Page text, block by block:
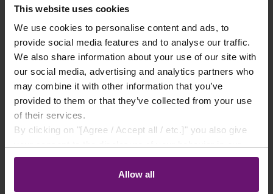
This website uses cookies
We use cookies to personalise content and ads, to
provide social media features and to analyse our traffic.
We also share information about your use of our site with
our social media, advertising and analytics partners who
may combine it with other information that you’ve
provided to them or that they’ve collected from your use
of their services.
By clicking on "[Agree / Accept all / etc.]" you also give
store to our partner, shopware AG (Ebbinghoff 10, 48624
Schöppingen, Germany), which cannot assign this data
to you personally, but may process it for its own
Allow all
KOMPLETT-SET FÜR DEN AUFBAU ODER
DIE ERWEITERUNG EINER
DACHENTWÄSSERUNG IN DN75. ALLE
K…MEHR
EIGENSCHAFTEN
LIEFERUNG